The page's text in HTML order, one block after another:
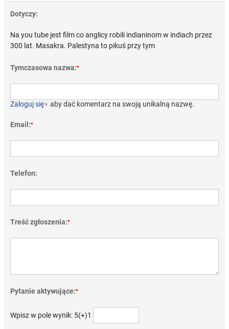
Dotyczy:
Na you tube jest film co anglicy robili indianinom w indiach przez
300 lat. Masakra. Palestyna to pikuś przy tym
Tymczasowa nazwa:*
Zaloguj się› aby dać komentarz na swoją unikalną nazwę.
Email:*
Telefon:
Treść zgłoszenia:*
Pytanie aktywujące:*
Wpisz w pole wynik: 5(+)1